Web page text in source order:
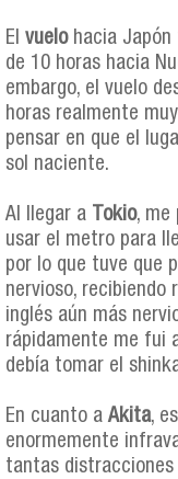
El vuelohacia Japón
de 10 horas hacia
embargo, el vuelo
horas realmente
pensar en que el
sol naciente.
Al llegar a Tokio, me
usar el metro para
por lo que tuve que
nervioso, recibiendo
inglés aún más
rápidamente me fui
debía tomar el
En cuanto a Akita,
enormemente
tantas